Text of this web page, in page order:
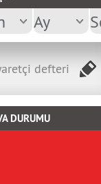
defteri
DURUMU